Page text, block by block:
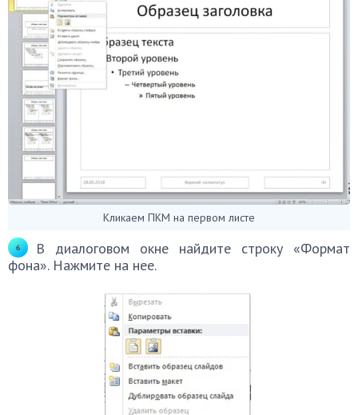
Кликаем ПКМ на первом листе
В диалоговом окне найдите строку «Формат
фона». Нажмите на нее.